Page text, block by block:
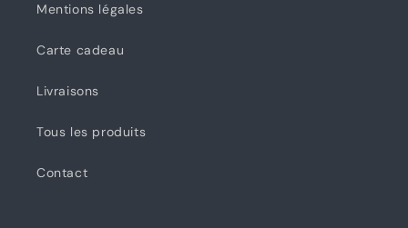
Mentions légales
Carte cadeau
Livraisons
Tous les produits
Contact